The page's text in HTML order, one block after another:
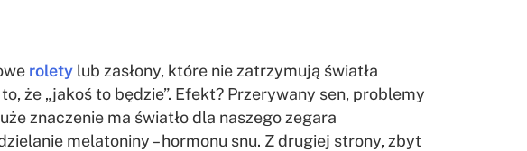
rolety lub zasłony, które nie zatrzymują światła
że „jakoś to będzie”. Efekt? Przerywany sen, problemy
znaczenie ma światło dla naszego zegara
melatoniny – hormonu snu. Z drugiej strony, zbyt